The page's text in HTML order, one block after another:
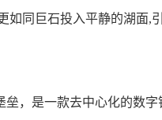
同巨石投入平静的湖面,
垒，是一款去中心化的数